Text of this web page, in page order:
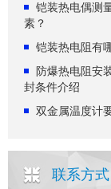
铠装热电偶测
素？
铠装热电阻有
防爆热电阻安
封条件介绍
双金属温度计
联系方式